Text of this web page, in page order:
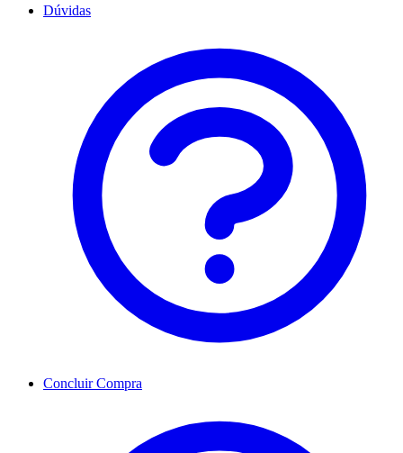
Dúvidas
Concluir Compra